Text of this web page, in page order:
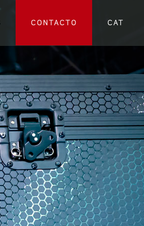
CONTACTO CAT